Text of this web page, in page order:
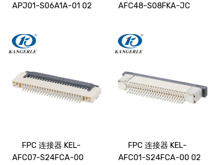
APJ01-S06A1A-01 02
AFC48-S08FKA-JC
FPC 连接器 KEL-
AFC07-S24FCA-00
FPC 连接器 KEL-
AFC01-S24FCA-00 02